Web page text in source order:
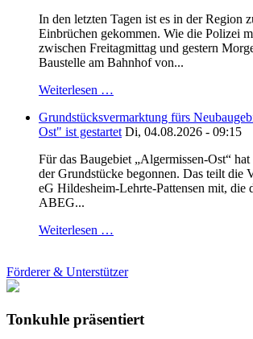
In den letzten Tagen ist es in der Region
Einbrüchen gekommen. Wie die Polizei
zwischen Freitagmittag und gestern
Baustelle am Bahnhof von...
Weiterlesen …
Grundstücksvermarktung fürs
Ost" ist gestartet Di, 04.08.2026 - 09:15
Für das Baugebiet „Algermissen-Ost“
der Grundstücke begonnen. Das teilt die
eG Hildesheim-Lehrte-Pattensen mit, die
ABEG...
Weiterlesen …
Förderer & Unterstützer
Tonkuhle präsentiert